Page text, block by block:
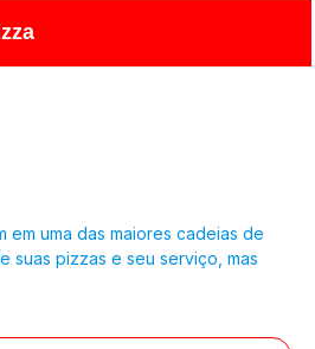
uma das maiores cadeias de
suas pizzas e seu serviço, mas